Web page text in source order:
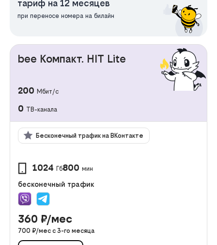
тариф на 12 месяцев
при переносе номера на билайн
bee Компакт. HIT Lite
200 Мбит/с
0 ТВ-канала
Бесконечный трафик на ВКонтакте
1024 Гб800 мин
бесконечный трафик
360 ₽/мес
700 ₽/мес с 3-го месяца